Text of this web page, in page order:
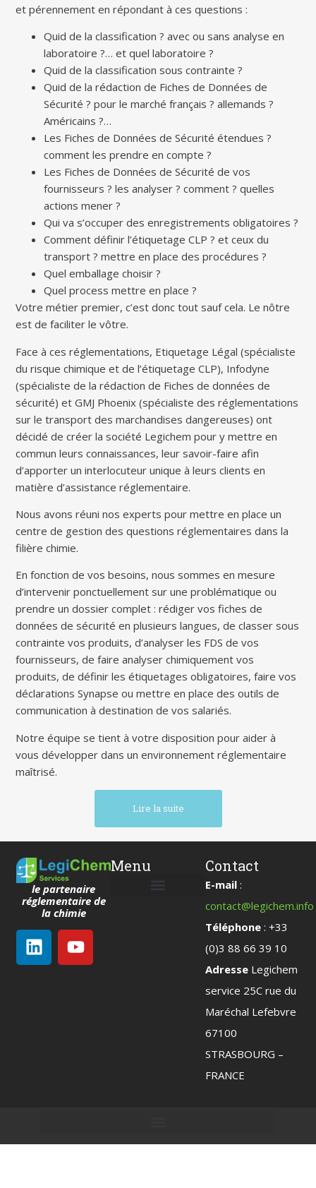
et pérennement en répondant à ces questions :
Quid de la classification ? avec ou sans analyse en
laboratoire ?… et quel laboratoire ?
Quid de la classification sous contrainte ?
Quid de la rédaction de Fiches de Données de
Sécurité ? pour le marché français ? allemands ?
Américains ?…
Les Fiches de Données de Sécurité étendues ?
comment les prendre en compte ?
Les Fiches de Données de Sécurité de vos
fournisseurs ? les analyser ? comment ? quelles
actions mener ?
Qui va s’occuper des enregistrements obligatoires ?
Comment définir l’étiquetage CLP ? et ceux du
transport ? mettre en place des procédures ?
Quel emballage choisir ?
Quel process mettre en place ?
Votre métier premier, c’est donc tout sauf cela. Le nôtre
est de faciliter le vôtre.
Face à ces réglementations, Etiquetage Légal (spécialiste
du risque chimique et de l’étiquetage CLP), Infodyne
(spécialiste de la rédaction de Fiches de données de
sécurité) et GMJ Phoenix (spécialiste des réglementations
sur le transport des marchandises dangereuses) ont
décidé de créer la société Legichem pour y mettre en
commun leurs connaissances, leur savoir-faire afin
d’apporter un interlocuteur unique à leurs clients en
matière d’assistance réglementaire.
Nous avons réuni nos experts pour mettre en place un
centre de gestion des questions réglementaires dans la
filière chimie.
En fonction de vos besoins, nous sommes en mesure
d’intervenir ponctuellement sur une problématique ou
prendre un dossier complet : rédiger vos fiches de
données de sécurité en plusieurs langues, de classer sous
contrainte vos produits, d’analyser les FDS de vos
fournisseurs, de faire analyser chimiquement vos
produits, de définir les étiquetages obligatoires, faire vos
déclarations Synapse ou mettre en place des outils de
communication à destination de vos salariés.
Notre équipe se tient à votre disposition pour aider à
vous développer dans un environnement réglementaire
maîtrisé.
Lire la suite
le partenaire
réglementaire de
la chimie
Menu Contact
E-mail:
contact@legichem.info
Téléphone : +33
(0)3 88 66 39 10
Adresse Legichem
service 25C rue du
Maréchal Lefebvre
67100
STRASBOURG –
FRANCE